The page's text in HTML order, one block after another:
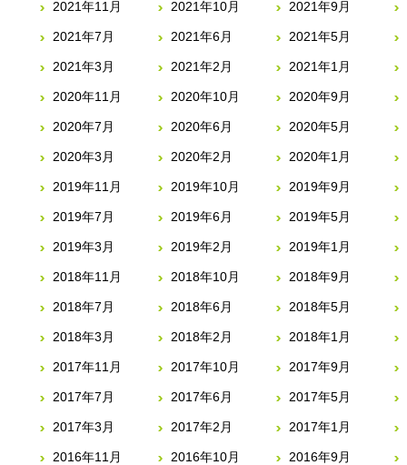
2021年11月 2021年10月 2021年9月
2021年7月 2021年6月 2021年5月
2021年3月 2021年2月 2021年1月
2020年11月 2020年10月 2020年9月
2020年7月 2020年6月 2020年5月
2020年3月 2020年2月 2020年1月
2019年11月 2019年10月 2019年9月
2019年7月 2019年6月 2019年5月
2019年3月 2019年2月 2019年1月
2018年11月 2018年10月 2018年9月
2018年7月 2018年6月 2018年5月
2018年3月 2018年2月 2018年1月
2017年11月 2017年10月 2017年9月
2017年7月 2017年6月 2017年5月
2017年3月 2017年2月 2017年1月
2016年11月 2016年10月 2016年9月